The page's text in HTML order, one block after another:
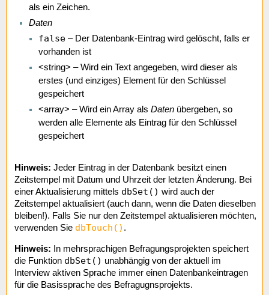
als ein Zeichen.
Daten
false – Der Datenbank-Eintrag wird gelöscht, falls er
vorhanden ist
<string> – Wird ein Text angegeben, wird dieser als
erstes (und einziges) Element für den Schlüssel
gespeichert
<array> – Wird ein Array als Daten übergeben, so
werden alle Elemente als Eintrag für den Schlüssel
gespeichert
Hinweis: Jeder Eintrag in der Datenbank besitzt einen
Zeitstempel mit Datum und Uhrzeit der letzten Änderung. Bei
einer Aktualisierung mittels dbSet() wird auch der
Zeitstempel aktualisiert (auch dann, wenn die Daten dieselben
bleiben!). Falls Sie nur den Zeitstempel aktualisieren möchten,
verwenden Sie dbTouch() .
Hinweis: In mehrsprachigen Befragungsprojekten speichert
die Funktion dbSet() unabhängig von der aktuell im
Interview aktiven Sprache immer einen Datenbankeintragen
für die Basissprache des Befragugnsprojekts.